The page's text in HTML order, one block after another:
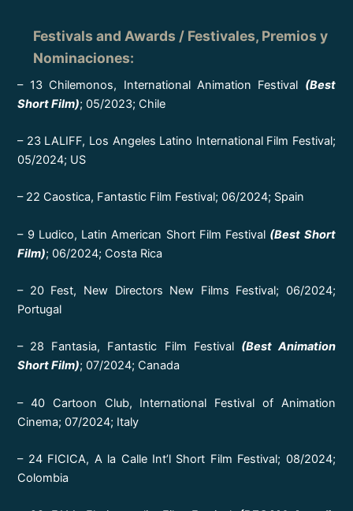
Festivals and Awards / Festivales, Premios y
Nominaciones:
– 13 Chilemonos, International Animation Festival (Best
Short Film); 05/2023; Chile
– 23 LALIFF, Los Angeles Latino International Film Festival;
05/2024; US
– 22 Caostica, Fantastic Film Festival; 06/2024; Spain
– 9 Ludico, Latin American Short Film Festival (Best Short
Film); 06/2024; Costa Rica
– 20 Fest, New Directors New Films Festival; 06/2024;
Portugal
– 28 Fantasia, Fantastic Film Festival (Best Animation
Short Film); 07/2024; Canada
– 40 Cartoon Club, International Festival of Animation
Cinema; 07/2024; Italy
– 24 FICICA, A la Calle Int’l Short Film Festival; 08/2024;
Colombia